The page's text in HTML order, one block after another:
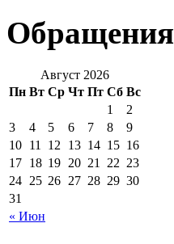
Обращения
Август 2026
Пн Вт Ср Чт Пт Сб Вс
« Июн
1
2
3
4 5 6 7 8
9
10 11 12 13 14 15 16
17 18 19 20 21 22 23
24 25 26 27 28 29 30
31